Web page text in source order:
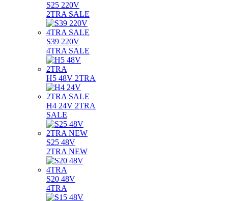
S25 220V
2TRA SALE
S39 220V
4TRA SALE
H5 48V 2TRA
H4 24V 2TRA
SALE
S25 48V
2TRA NEW
S20 48V
4TRA